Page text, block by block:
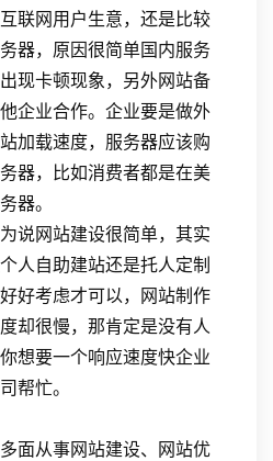
联网用户生意，还是比较
器，原因很简单国内服务
现卡顿现象，另外网站备
企业合作。企业要是做外
加载速度，服务器应该购
器，比如消费者都是在美
器。
说网站建设很简单，其实
人自助建站还是托人定制
好考虑才可以，网站制作
却很慢，那肯定是没有人
想要一个响应速度快企业
帮忙。
面从事网站建设、网站优